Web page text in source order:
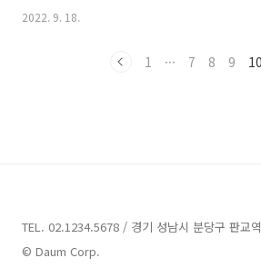
번 출구 태극당쪽으로 나오시면 거의 다 맛집이구
까스입니다. 자영업 사장님들 화이팅 하시기 바
2022. 9. 18.
1 ··· 7 8 9 10
TEL. 02.1234.5678 / 경기 성남시 분당구 판교
© Daum Corp.